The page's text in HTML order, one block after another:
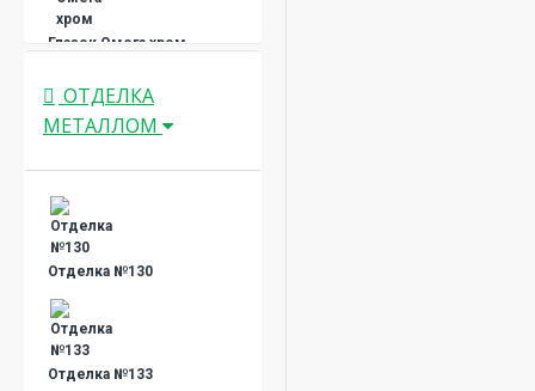
Глазок Омега хром
ОТДЕЛКА
МЕТАЛЛОМ
Отделка №130
Отделка №133